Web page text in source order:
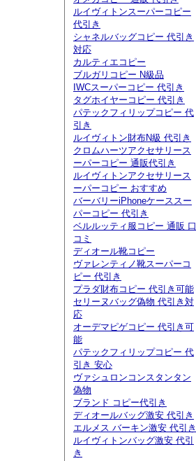
ルイヴィトンスーパーコピー
代引き
シャネルバッグコピー 代引き
対応
カルティエコピー
ブルガリコピー N級品
IWCスーパーコピー 代引き
タグホイヤーコピー 代引き
パテックフィリップコピー 代
引き
ルイヴィトン財布N級 代引き
クロムハーツアクセサリース
ーパーコピー 通販代引き
ルイヴィトンアクセサリース
ーパーコピー おすすめ
バーバリーiPhoneケーススー
パーコピー 代引き
ベルルッティ服コピー 通販 口
コミ
ディオール靴コピー
ヴァレンティノ靴スーパーコ
ピー 代引き
プラダ財布コピー 代引き可能
セリーヌバッグ偽物 代引き対
応
オーデマピゲコピー 代引き可
能
パテックフィリップコピー 代
引き 安心
ヴァシュロンコンスタンタン
偽物
ブランド コピー代引き
ディオールバッグ激安 代引き
エルメス バーキン激安 代引き
ルイヴィトンバッグ激安 代引
き